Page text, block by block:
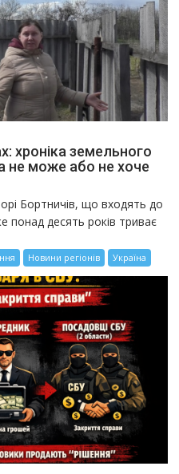
хроніка земельного
не може або не хоче
Бортничів, що входять до
понад десять років триває
Новини регіонів Україна